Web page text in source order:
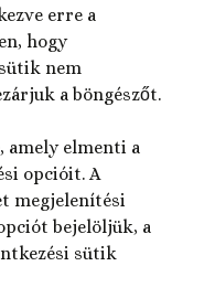
erre a
hogy
nem
a böngészőt.
amely elmenti a
opcióit. A
megjelenítési
bejelöljük, a
sütik